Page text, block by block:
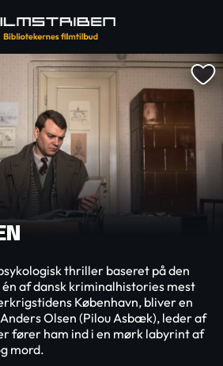
thriller baseret på den
af dansk kriminalhistories mest
København, bliver en
Olsen (Pilou Asbæk), leder af
fører ham ind i en mørk labyrint af
mord.